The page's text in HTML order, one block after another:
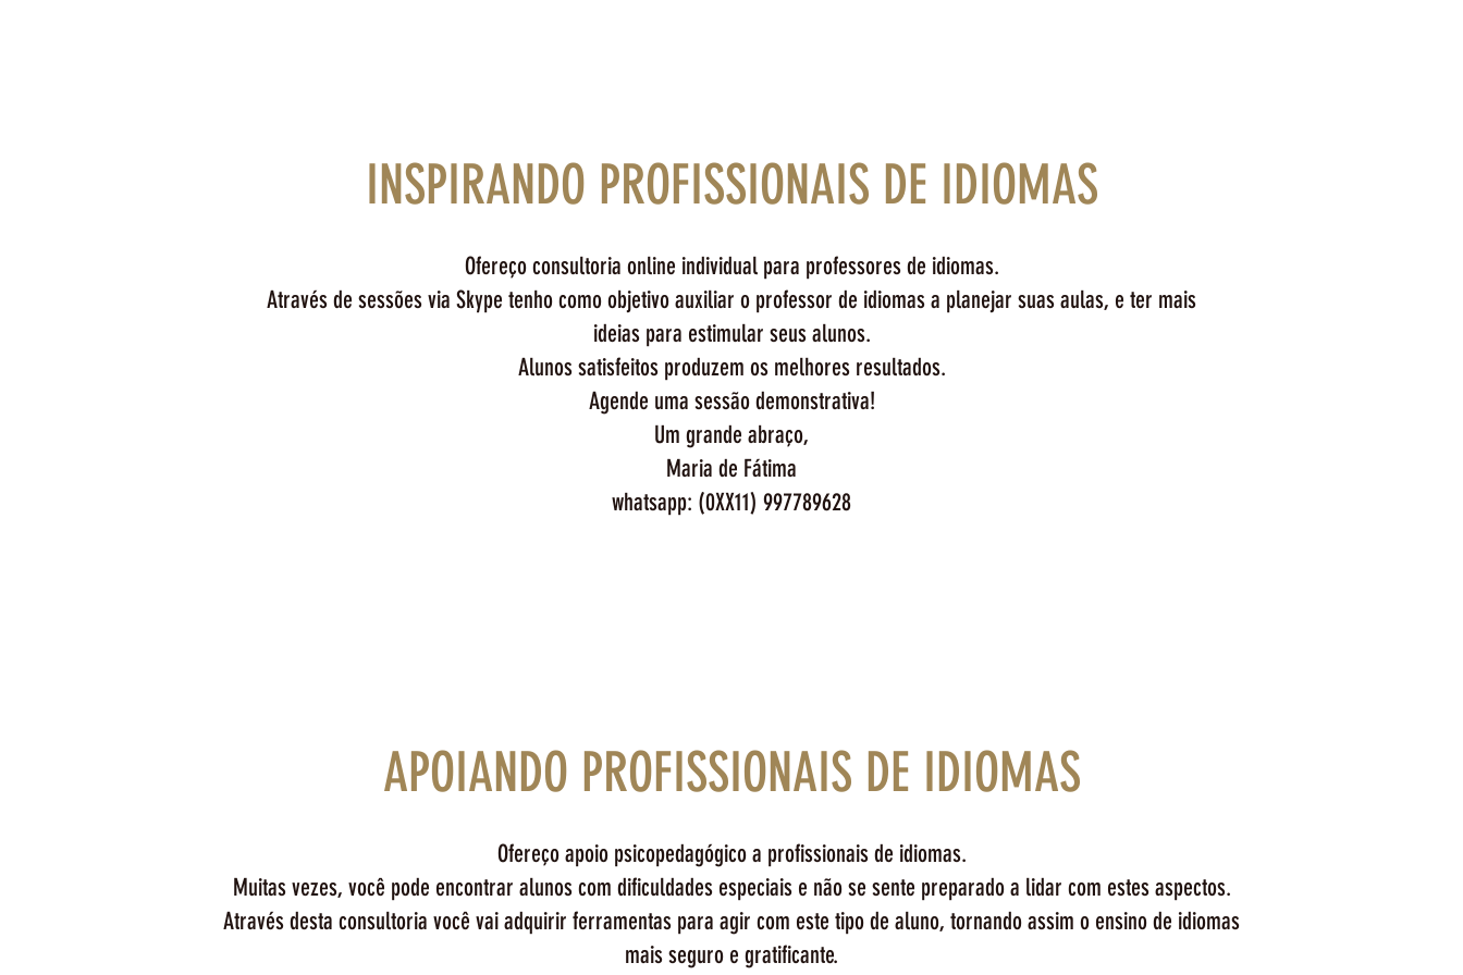
INSPIRANDO PROFISSIONAIS DE IDIOMAS
Ofereço consultoria online individual para professores de idiomas.
Através de sessões via Skype tenho como objetivo auxiliar o professor de idiomas a planejar suas aulas, e ter mais
ideias para estimular seus alunos.
Alunos satisfeitos produzem os melhores resultados.
Agende uma sessão demonstrativa!
Um grande abraço,
Maria de Fátima
whatsapp: (0XX11) 997789628
APOIANDO PROFISSIONAIS DE IDIOMAS
Ofereço apoio psicopedagógico a profissionais de idiomas.
Muitas vezes, você pode encontrar alunos com dificuldades especiais e não se sente preparado a lidar com estes aspectos.
Através desta consultoria você vai adquirir ferramentas para agir com este tipo de aluno, tornando assim o ensino de idiomas
mais seguro e gratificante.